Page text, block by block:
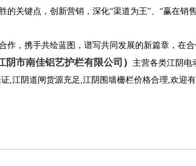
关键点，创新营销，深化“渠道为王”、“赢在销
，携手共绘蓝图，谱写共同发展的新篇章，在合
阴市南佳铝艺护栏有限公司 ） 主营各类江阴电
,江阴道闸货源充足,江阴围墙栅栏价格合理,欢迎